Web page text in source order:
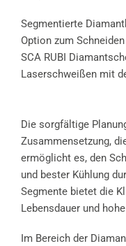
Segmentierte
Option zum
SCA RUBI
Laserschweißen mit
Die sorgfältige
Zusammensetzung,
ermöglicht es, den
und bester Kühlung
Segmente bietet die
Lebensdauer und
Im Bereich der